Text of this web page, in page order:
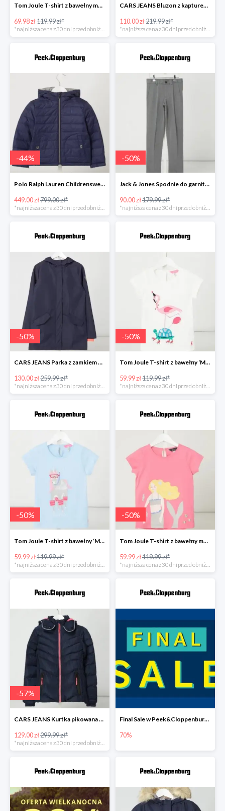
Tom Joule T-shirt z bawełny model ‘Chomp’ -41%
69.98 zł119.99 zł*
*najniższa cena z 30 dni przed obniżką
CARS JEANS Bluzon z kapturem model ‘Carito’ -49%
110.00 zł219.99 zł*
*najniższa cena z 30 dni przed obniżką
-44%
Polo Ralph Lauren Childrenswear Kurtka dwustronna z wypełnieniem -43%
449.00 zł799.00 zł*
-50%
Jack & Jones Spodnie do garnituru o wąskim kroju model ‘Steven’ -49%
90.00 zł179.99 zł*
-50%
CARS JEANS Parka z zamkiem błyskawicznym dwustronnym model ‘Truss’ -49%
130.00 zł259.99 zł*
*najniższa cena z 30 dni przed obniżką
-50%
Tom Joule T-shirt z bawełny ‘Maggie’ Biały -50%
59.99 zł119.99 zł*
*najniższa cena z 30 dni przed obniżką
-50%
Tom Joule T-shirt z bawełny ‘Maggie’ Bleu -50%
59.99 zł119.99 zł*
-50%
Tom Joule T-shirt z bawełny model ‘Maggie’ -50%
59.99 zł119.99 zł*
-57%
CARS JEANS Kurtka pikowana z watowaniem -50%
129.00 zł299.99 zł*
Final Sale w Peek&Cloppenburg do -70%
70%